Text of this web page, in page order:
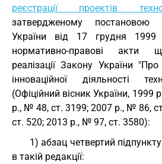
реєстрації проектів
затвердженому постановою
України від 17 грудня
нормативно-правові акти
реалізації Закону України
інноваційної діяльності
(Офіційний вісник України, 1999
р., № 48, ст. 3199; 2007 р., № 86,
ст. 520; 2013 р., № 97, ст. 3580):
1) абзац четвертий
в такій редакції: